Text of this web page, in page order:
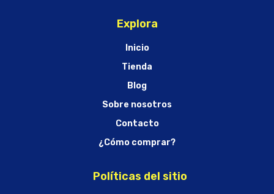
Explora
Inicio
Tienda
Blog
Sobre nosotros
Contacto
¿Cómo comprar?
Políticas del sitio